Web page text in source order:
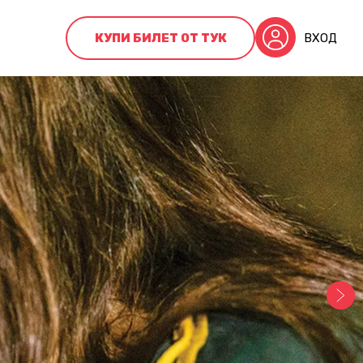
КУПИ БИЛЕТ ОТ ТУК ВХОД